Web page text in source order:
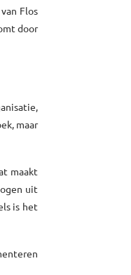
Flos
door
maar
maakt
uit
is het